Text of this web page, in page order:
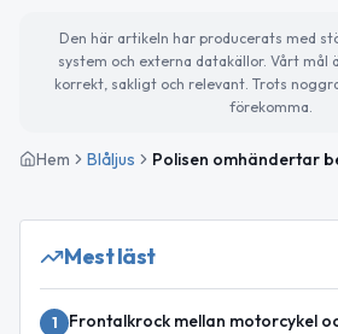
Den här artikeln har producerats med
system och externa datakällor. Vårt mål
korrekt, sakligt och relevant. Trots
förekomma.
Hem Blåljus
Mest läst
1 Frontalkrock mellan motorcykel